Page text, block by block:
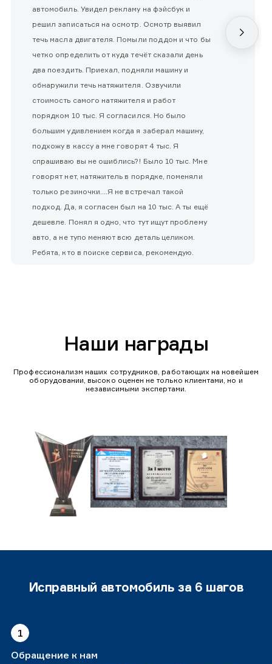
автомобиль. Увидел рекламу на фэйсбук и
решил записаться на осмотр. Осмотр выявил
течь масла двигателя. Помыли поддон и что бы
четко определить от куда течёт сказали день
два поездить. Приехал, подняли машину и
обнаружили течь натяжителя. Озвучили
стоимость самого натяжителя и работ
порядком 10 тыс. Я согласился. Но было
большим удивлением когда я заберал машину,
подхожу в кассу а мне говорят 4 тыс. Я
спрашиваю вы не ошиблись?! Было 10 тыс. Мне
говорят нет, натяжитель в порядке, поменяли
только резиночки....Я не встречал такой
подход. Да, я согласен был на 10 тыс. А ты ещё
дешевле. Понял я одно, что тут ищут проблему
авто, а не тупо меняют всю деталь целиком.
Ребята, кто в поиске сервиса, рекомендую.
Наши награды
Профессионализм наших сотрудников, работающих на новейшем
оборудовании, высоко оценен не только клиентами, но и
независимыми экспертами.
Исправный автомобиль за 6 шагов
1
Обращение к нам